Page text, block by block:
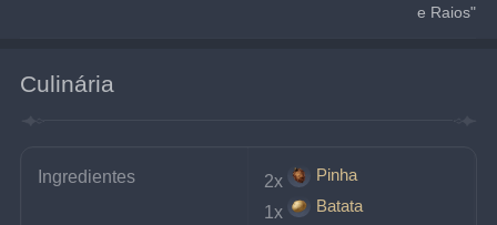
e Raios"
Culinária
Ingredientes 2x
Pinha
1x
Batata